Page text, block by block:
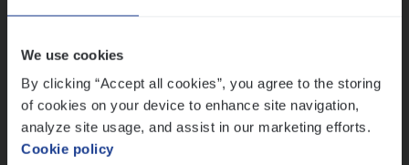
We use cookies
By clicking “Accept all cookies”, you agree to the storing
of cookies on your device to enhance site navigation,
analyze site usage, and assist in our marketing efforts.
Cookie policy